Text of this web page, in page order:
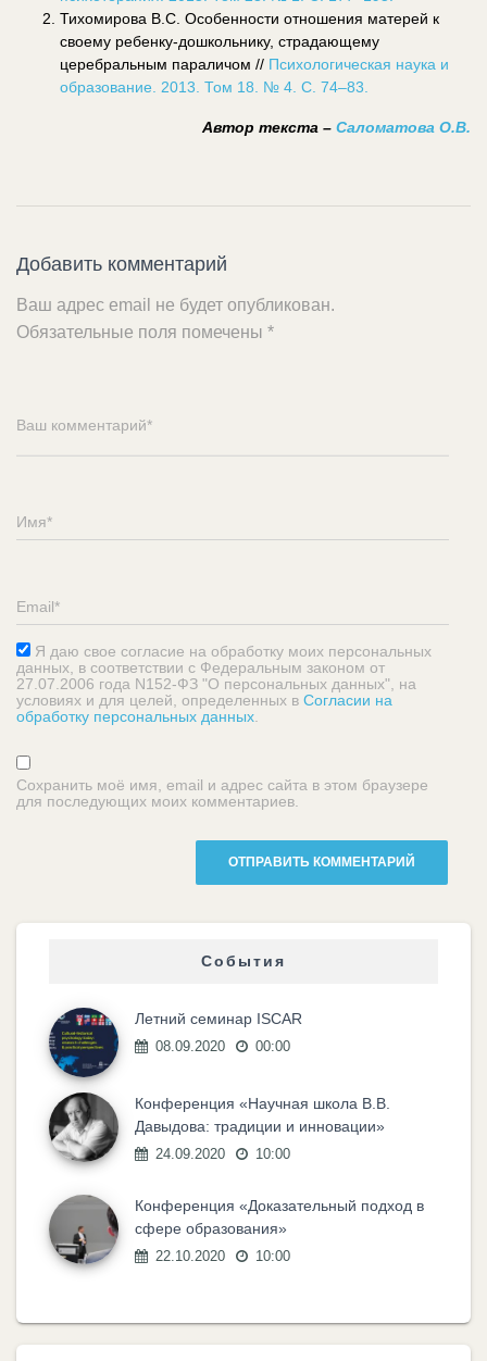
Тихомирова В.С. Особенности отношения матерей к
своему ребенку-дошкольнику, страдающему
церебральным параличом // Психологическая наука и
образование. 2013. Том 18. № 4. С. 74–83.
Автор текста – Саломатова О.В.
Добавить комментарий
Ваш адрес email не будет опубликован.
Обязательные поля помечены *
Я даю свое согласие на обработку моих персональных
данных, в соответствии с Федеральным законом от
27.07.2006 года N152-ФЗ "О персональных данных", на
условиях и для целей, определенных в Согласии на
обработку персональных данных.
Сохранить моё имя, email и адрес сайта в этом браузере
для последующих моих комментариев.
События
Летний семинар ISCAR
08.09.2020 00:00
Конференция «Научная школа В.В.
Давыдова: традиции и инновации»
24.09.2020 10:00
Конференция «Доказательный подход в
сфере образования»
22.10.2020 10:00